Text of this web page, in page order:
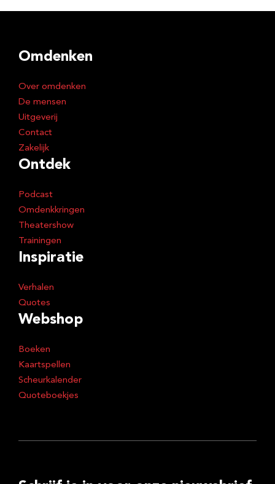
Omdenken
Over omdenken
De mensen
Uitgeverij
Contact
Zakelijk
Ontdek
Podcast
Omdenkkringen
Theatershow
Trainingen
Inspiratie
Verhalen
Quotes
Webshop
Boeken
Kaartspellen
Scheurkalender
Quoteboekjes